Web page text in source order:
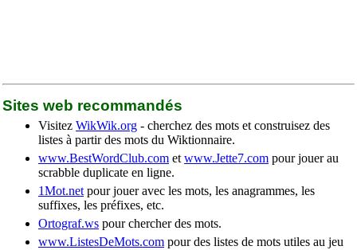
Sites web recommandés
Visitez WikWik.org - cherchez des mots et construisez des
listes à partir des mots du Wiktionnaire.
www.BestWordClub.com et www.Jette7.com pour jouer au
scrabble duplicate en ligne.
1Mot.net pour jouer avec les mots, les anagrammes, les
suffixes, les préfixes, etc.
Ortograf.ws pour chercher des mots.
www.ListesDeMots.com pour des listes de mots utiles au jeu